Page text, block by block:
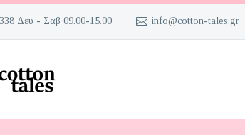
Δευ - Σαβ 09.00-15.00 info@cotton-tales.gr